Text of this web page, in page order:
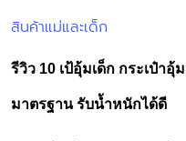
Posted
สินค้าแม่และเด็ก
รีวิว 10 เป้อุ้มเด็ก กระเป๋า
มาตรฐาน รับน้ำหนักได้ดี